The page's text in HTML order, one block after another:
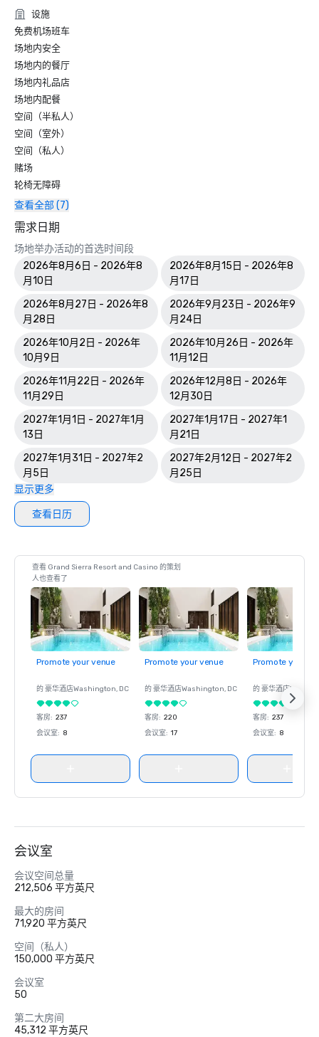
设施
免费机场班车
场地内安全
场地内的餐厅
场地内礼品店
场地内配餐
空间（半私人）
空间（室外）
空间（私人）
赌场
轮椅无障碍
查看全部 (7)
需求日期
场地举办活动的首选时间段
2026年8月6日 - 2026年8
月10日
2026年8月15日 - 2026年8
月17日
2026年8月27日 - 2026年8
月28日
2026年9月23日 - 2026年9
月24日
2026年10月2日 - 2026年
10月9日
2026年10月26日 - 2026年
11月12日
2026年11月22日 - 2026年
11月29日
2026年12月8日 - 2026年
12月30日
2027年1月1日 - 2027年1月
13日
2027年1月17日 - 2027年1
月21日
2027年1月31日 - 2027年2
月5日
2027年2月12日 - 2027年2
月25日
显示更多
查看日历
查看 Grand Sierra Resort and Casino 的策划
人也查看了
Promote your venue
的 豪华酒店Washington, DC
客房: 237
会议室: 8
Promote your venue
的 豪华酒店Washington, DC
客房: 220
会议室: 17
Promote your
的 豪华酒店
客房: 237
会议室: 8
会议室
会议空间总量
212,506 平方英尺
最大的房间
71,920 平方英尺
空间（私人）
150,000 平方英尺
会议室
50
第二大房间
45,312 平方英尺